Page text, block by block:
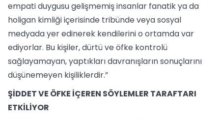
empati duygusu gelişmemiş insanlar fanatik ya da
holigan kimliği içerisinde tribünde veya sosyal
medyada yer edinerek kendilerini o ortamda var
ediyorlar. Bu kişiler, dürtü ve öfke kontrolü
sağlayamayan, yaptıkları davranışların sonuçlarını
düşünemeyen kişiliklerdir.”
ŞİDDET VE ÖFKE İÇEREN SÖYLEMLER TARAFTARI
ETKİLİYOR